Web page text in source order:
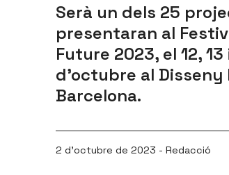
Serà un dels 25
presentaran al
Future 2023, el 12, 13
d’octubre al Disseny
Barcelona.
2 d'octubre de 2023 - Redacció